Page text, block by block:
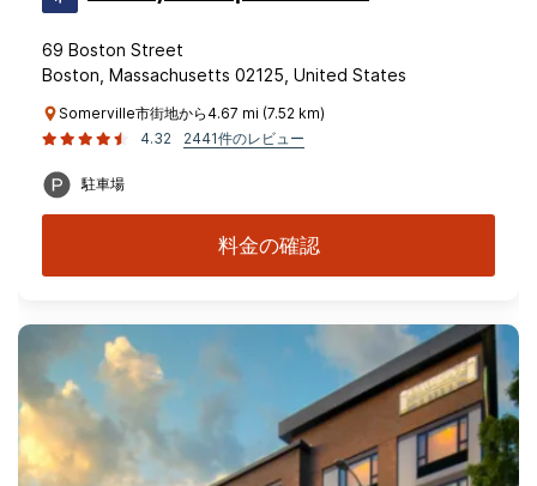
69 Boston Street
Boston, Massachusetts 02125, United States
Somerville市街地から4.67 mi (7.52 km)
4.32
2441件のレビュー
駐車場
料金の確認